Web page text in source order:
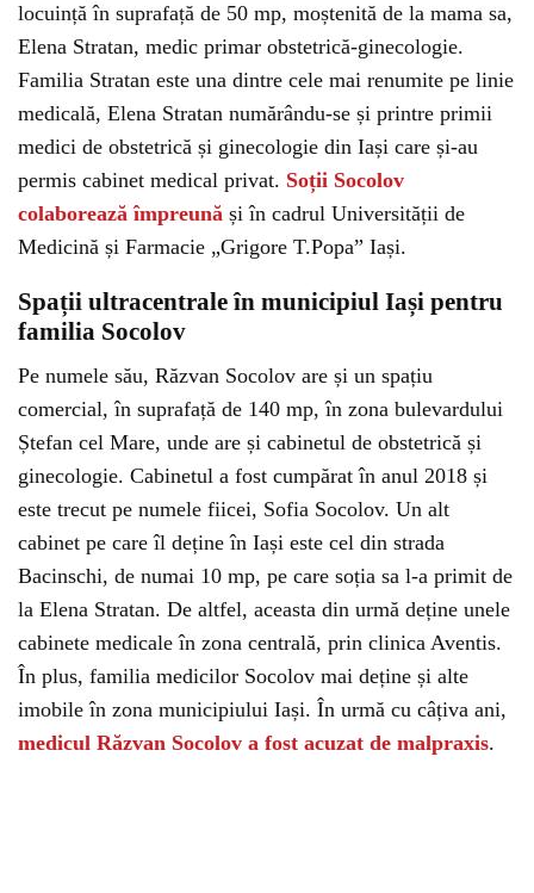
locuință în suprafață de 50 mp, moștenită de la mama sa,
Elena Stratan, medic primar obstetrică-ginecologie.
Familia Stratan este una dintre cele mai renumite pe linie
medicală, Elena Stratan numărându-se și printre primii
medici de obstetrică și ginecologie din Iași care și-au
permis cabinet medical privat. Soții Socolov
colaborează împreună și în cadrul Universității de
Medicină și Farmacie „Grigore T.Popa” Iași.
Spații ultracentrale în municipiul Iași pentru
familia Socolov
Pe numele său, Răzvan Socolov are și un spațiu
comercial, în suprafață de 140 mp, în zona bulevardului
Ștefan cel Mare, unde are și cabinetul de obstetrică și
ginecologie. Cabinetul a fost cumpărat în anul 2018 și
este trecut pe numele fiicei, Sofia Socolov. Un alt
cabinet pe care îl deține în Iași este cel din strada
Bacinschi, de numai 10 mp, pe care soția sa l-a primit de
la Elena Stratan. De altfel, aceasta din urmă deține unele
cabinete medicale în zona centrală, prin clinica Aventis.
În plus, familia medicilor Socolov mai deține și alte
imobile în zona municipiului Iași. În urmă cu câțiva ani,
medicul Răzvan Socolov a fost acuzat de malpraxis.